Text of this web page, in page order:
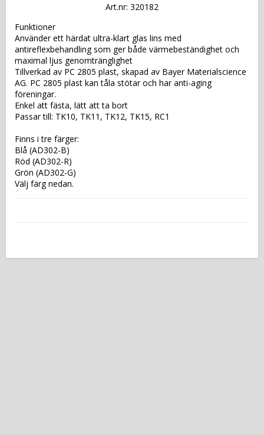
Art.nr: 320182
Funktioner
Använder ett härdat ultra-klart glas lins med
antireflexbehandling som ger både värmebeständighet och
maximal ljus genomtränglighet
Tillverkad av PC 2805 plast, skapad av Bayer Materialscience
AG. PC 2805 plast kan tåla stötar och har anti-aging
föreningar.
Enkel att fästa, lätt att ta bort
Passar till: TK10, TK11, TK12, TK15, RC1
Finns i tre färger:
Blå (AD302-B)
Röd (AD302-R)
Grön (AD302-G)
Välj färg nedan.